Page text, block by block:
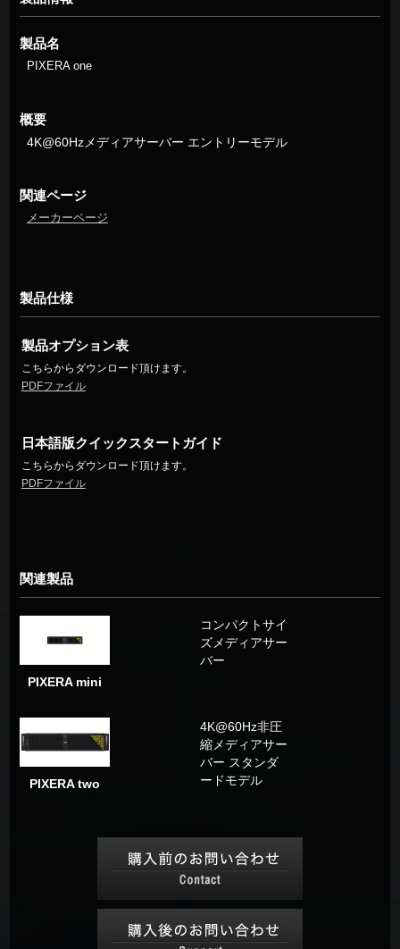
製品名
PIXERA one
概要
4K@60Hzメディアサーバー エントリーモデル
関連ページ
メーカーページ
製品仕様
製品オプション表
こちらからダウンロード頂けます。
PDFファイル
日本語版クイックスタートガイド
こちらからダウンロード頂けます。
PDFファイル
関連製品
PIXERA mini
コンパクトサイ
ズメディアサー
バー
PIXERA two
4K@60Hz非圧
縮メディアサー
バー スタンダ
ードモデル